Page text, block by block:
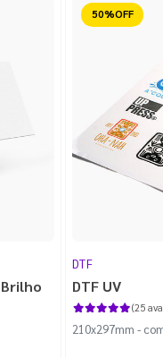
Reduzido
DTF
DTF UV
(25
210x297mm -